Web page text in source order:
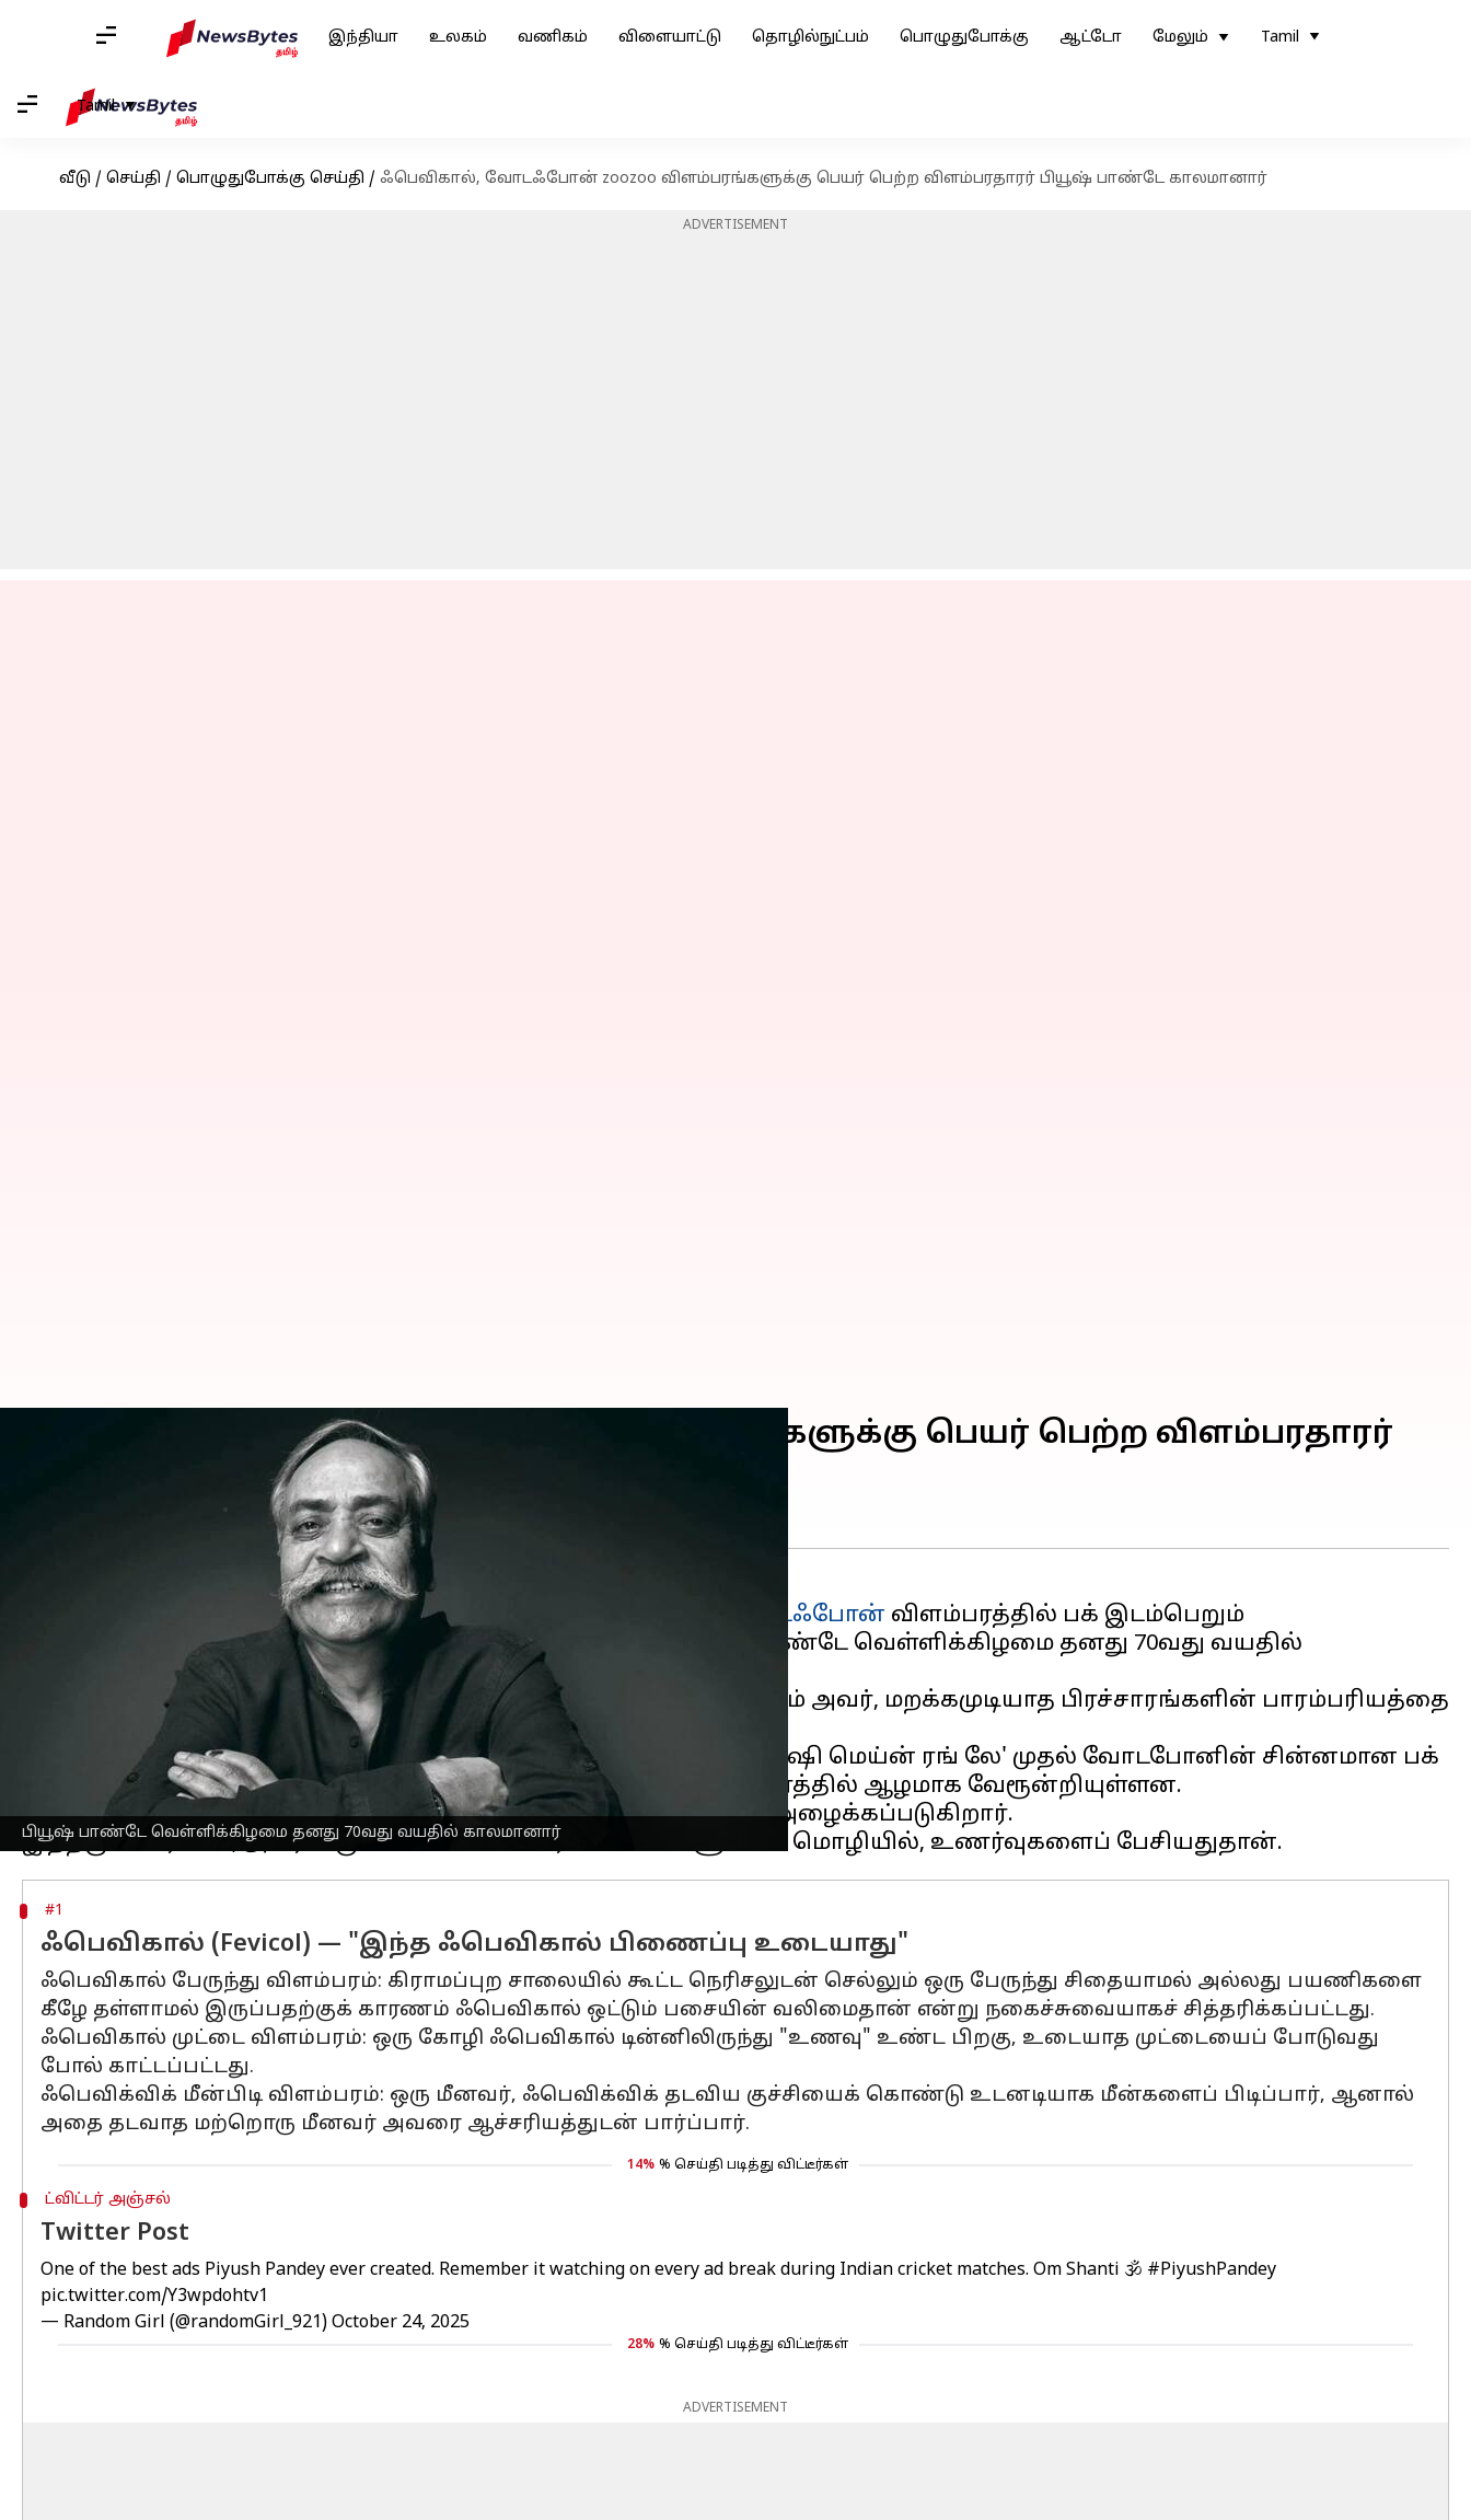
இந்தியா உலகம் வணிகம் விளையாட்டு தொழில்நுட்பம் பொழுதுபோக்கு ஆட்டோ மேலும் Tamil
Tamil
வீடு / செய்தி / பொழுதுபோக்கு செய்தி / ஃபெவிகால், வோடஃபோன் zoozoo விளம்பரங்களுக்கு பெயர் பெற்ற விளம்பரதாரர் பியூஷ் பாண்டே காலமானார்
ADVERTISEMENT
பியூஷ் பாண்டே வெள்ளிக்கிழமை தனது 70வது வயதில் காலமானார்
ஃபெவிகால், வோடஃபோன் zoozoo விளம்பரங்களுக்கு பெயர் பெற்ற விளம்பரதாரர்
பியூஷ் பாண்டே காலமானார்
Oct 24, 2025 01:13 pm
ஃபெவிகால் நிறுவனத்தின் சின்னமான பிரச்சாரங்களுக்கும், வோடஃபோன் விளம்பரத்தில் பக் இடம்பெறும்
விளம்பரங்களுக்கும் பெயர் பெற்ற விளம்பர ஜாம்பவான் பியூஷ் பாண்டே வெள்ளிக்கிழமை தனது 70வது வயதில்
இந்தியாவின் விளம்பரத் துறையில் ஒரு முன்னோடியாக கருதப்படும் அவர், மறக்கமுடியாத பிரச்சாரங்களின் பாரம்பரியத்தை
விட்டுச் செல்கிறார்.
கேட்பரியின் 'குச் காஸ் ஹை' மற்றும் ஆசிய பெயிண்ட்ஸின் 'ஹர் குஷி மெய்ன் ரங் லே' முதல் வோடபோனின் சின்னமான பக்
விளம்பரம் வரை, பாண்டேயின் கருத்துக்கள் இந்திய பாப் கலாச்சாரத்தில் ஆழமாக வேரூன்றியுள்ளன.
பியூஷ் பாண்டே, இந்தியாவின் விளம்பரத் தந்தை என்று பரவலாக அழைக்கப்படுகிறார்.
#1
ஃபெவிகால் (Fevicol) — "இந்த ஃபெவிகால் பிணைப்பு உடையாது"
ஃபெவிகால் பேருந்து விளம்பரம்: கிராமப்புற சாலையில் கூட்ட நெரிசலுடன் செல்லும் ஒரு பேருந்து சிதையாமல் அல்லது பயணிகளை
கீழே தள்ளாமல் இருப்பதற்குக் காரணம் ஃபெவிகால் ஒட்டும் பசையின் வலிமைதான் என்று நகைச்சுவையாகச் சித்தரிக்கப்பட்டது.
ஃபெவிகால் முட்டை விளம்பரம்: ஒரு கோழி ஃபெவிகால் டின்னிலிருந்து "உணவு" உண்ட பிறகு, உடையாத முட்டையைப் போடுவது
போல் காட்டப்பட்டது.
ஃபெவிக்விக் மீன்பிடி விளம்பரம்: ஒரு மீனவர், ஃபெவிக்விக் தடவிய குச்சியைக் கொண்டு உடனடியாக மீன்களைப் பிடிப்பார், ஆனால்
அதை தடவாத மற்றொரு மீனவர் அவரை ஆச்சரியத்துடன் பார்ப்பார்.
14% % செய்தி படித்து விட்டீர்கள்
ட்விட்டர் அஞ்சல்
Twitter Post
One of the best ads Piyush Pandey ever created. Remember it watching on every ad break during Indian cricket matches. Om Shanti 🕉 #PiyushPandey
pic.twitter.com/Y3wpdohtv1
— Random Girl (@randomGirl_921) October 24, 2025
28% % செய்தி படித்து விட்டீர்கள்
ADVERTISEMENT